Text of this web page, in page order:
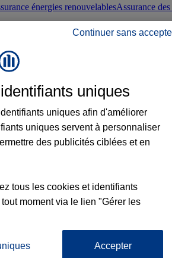
énergies renouvelablesAssurance
Conseils
Protection
Continuer sans
uniques
uniques afin d'améliorer
uniques servent à personnaliser
des publicités ciblées et en
tous les cookies et identifiants
moment via le lien "Gérer les
Accepter